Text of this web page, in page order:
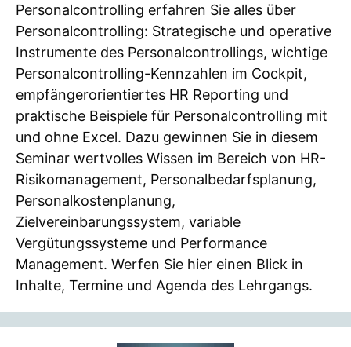
Personalcontrolling erfahren Sie alles über
Personalcontrolling: Strategische und operative
Instrumente des Personalcontrollings, wichtige
Personalcontrolling-Kennzahlen im Cockpit,
empfängerorientiertes HR Reporting und
praktische Beispiele für Personalcontrolling mit
und ohne Excel. Dazu gewinnen Sie in diesem
Seminar wertvolles Wissen im Bereich von HR-
Risikomanagement, Personalbedarfsplanung,
Personalkostenplanung,
Zielvereinbarungssystem, variable
Vergütungssysteme und Performance
Management. Werfen Sie hier einen Blick in
Inhalte, Termine und Agenda des Lehrgangs.